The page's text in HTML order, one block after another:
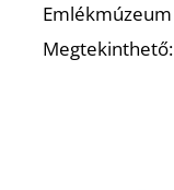
Emlékmúzeum